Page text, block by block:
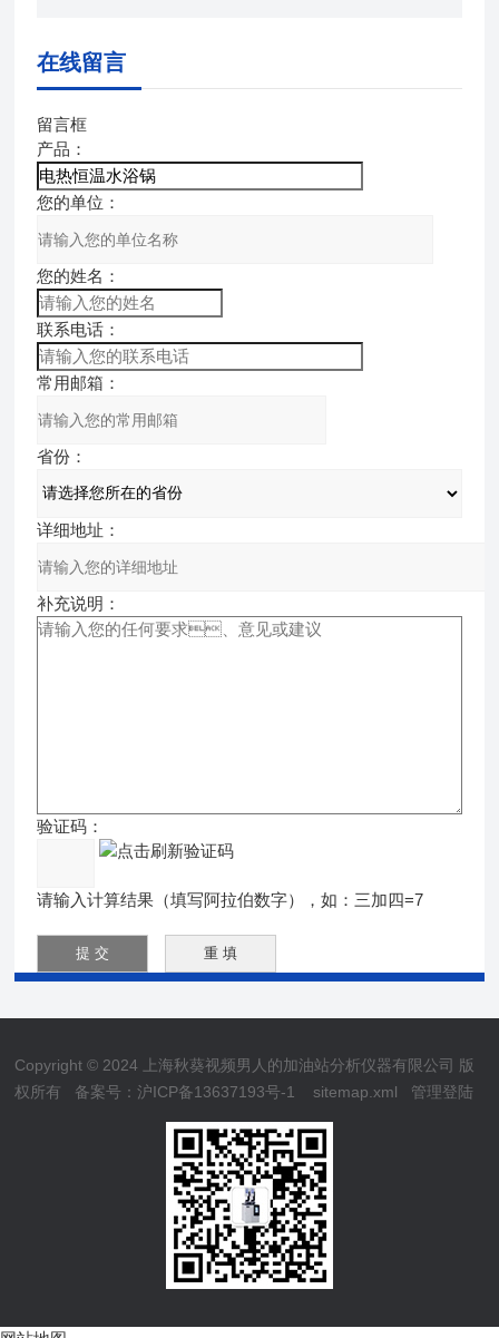
在线留言
留言框
产品：
您的单位：
您的姓名：
联系电话：
常用邮箱：
省份：
详细地址：
补充说明：
验证码：
请输入计算结果（填写阿拉伯数字），如：三加四=7
Copyright © 2024 上海秋葵视频男人的加油站分析仪器有限公司 版
权所有 备案号：沪ICP备13637193号-1 sitemap.xml 管理登陆